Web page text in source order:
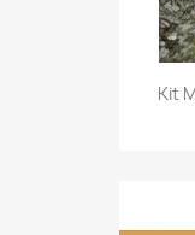
Kit